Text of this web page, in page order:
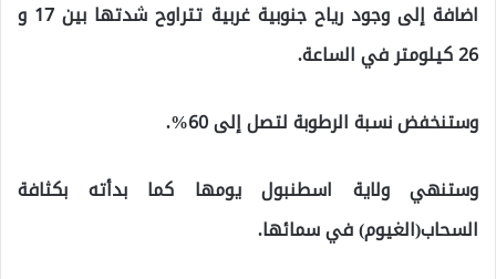
اضافة إلى وجود رياح جنوبية غربية تتراوح شدتها بين 17 و
26 كيلومتر في الساعة.
وستنخفض نسبة الرطوبة لتصل إلى 60%.
وستنهي ولاية اسطنبول يومها كما بدأته بكثافة
السحاب(الغيوم) في سمائها.